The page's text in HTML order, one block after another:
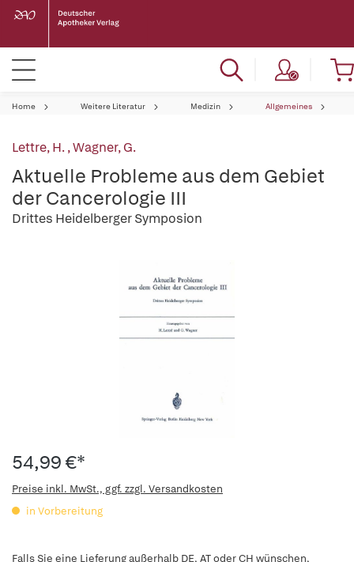
Home Weitere Literatur Medizin Allgemeines
Lettre, H.,Wagner, G.
Aktuelle Probleme aus dem Gebiet
der Cancerologie III
Drittes Heidelberger Symposion
54,99 €*
Preise inkl. MwSt., ggf. zzgl. Versandkosten
in Vorbereitung
Falls Sie eine Lieferung außerhalb DE, AT oder CH wünschen,